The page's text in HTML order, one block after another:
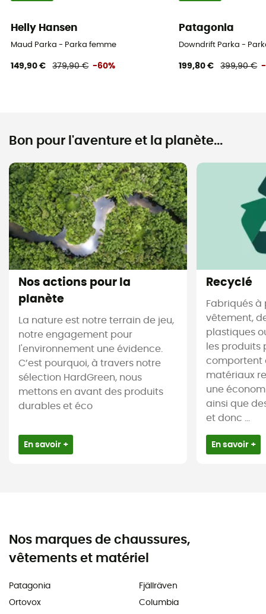
Helly Hansen
Maud Parka - Parka femme
149,90 € 379,90 € -60%
Patagonia
Downdrift Parka -
199,80 € 399,90 € -
Bon pour l'aventure et la planète...
Nos actions pour la
planète
La nature est notre terrain de jeu,
notre engagement pour
l'environnement une évidence.
C’est pourquoi, à travers notre
sélection HardGreen, nous
mettons en avant des produits
durables et éco
En savoir +
Recyclé
Fabriqués à
vêtement,
plastiques
les produits
comportent
matériaux
une
ainsi que
et donc ...
En savoir +
Nos marques de chaussures,
vêtements et matériel
Patagonia
Ortovox
Fjällräven
Columbia